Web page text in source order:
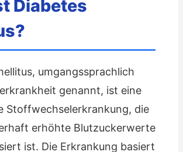
Diabetes
umgangssprachlich
genannt, ist eine
Stoffwechselerkrankung, die
erhöhte Blutzuckerwerte
ist. Die Erkrankung basiert